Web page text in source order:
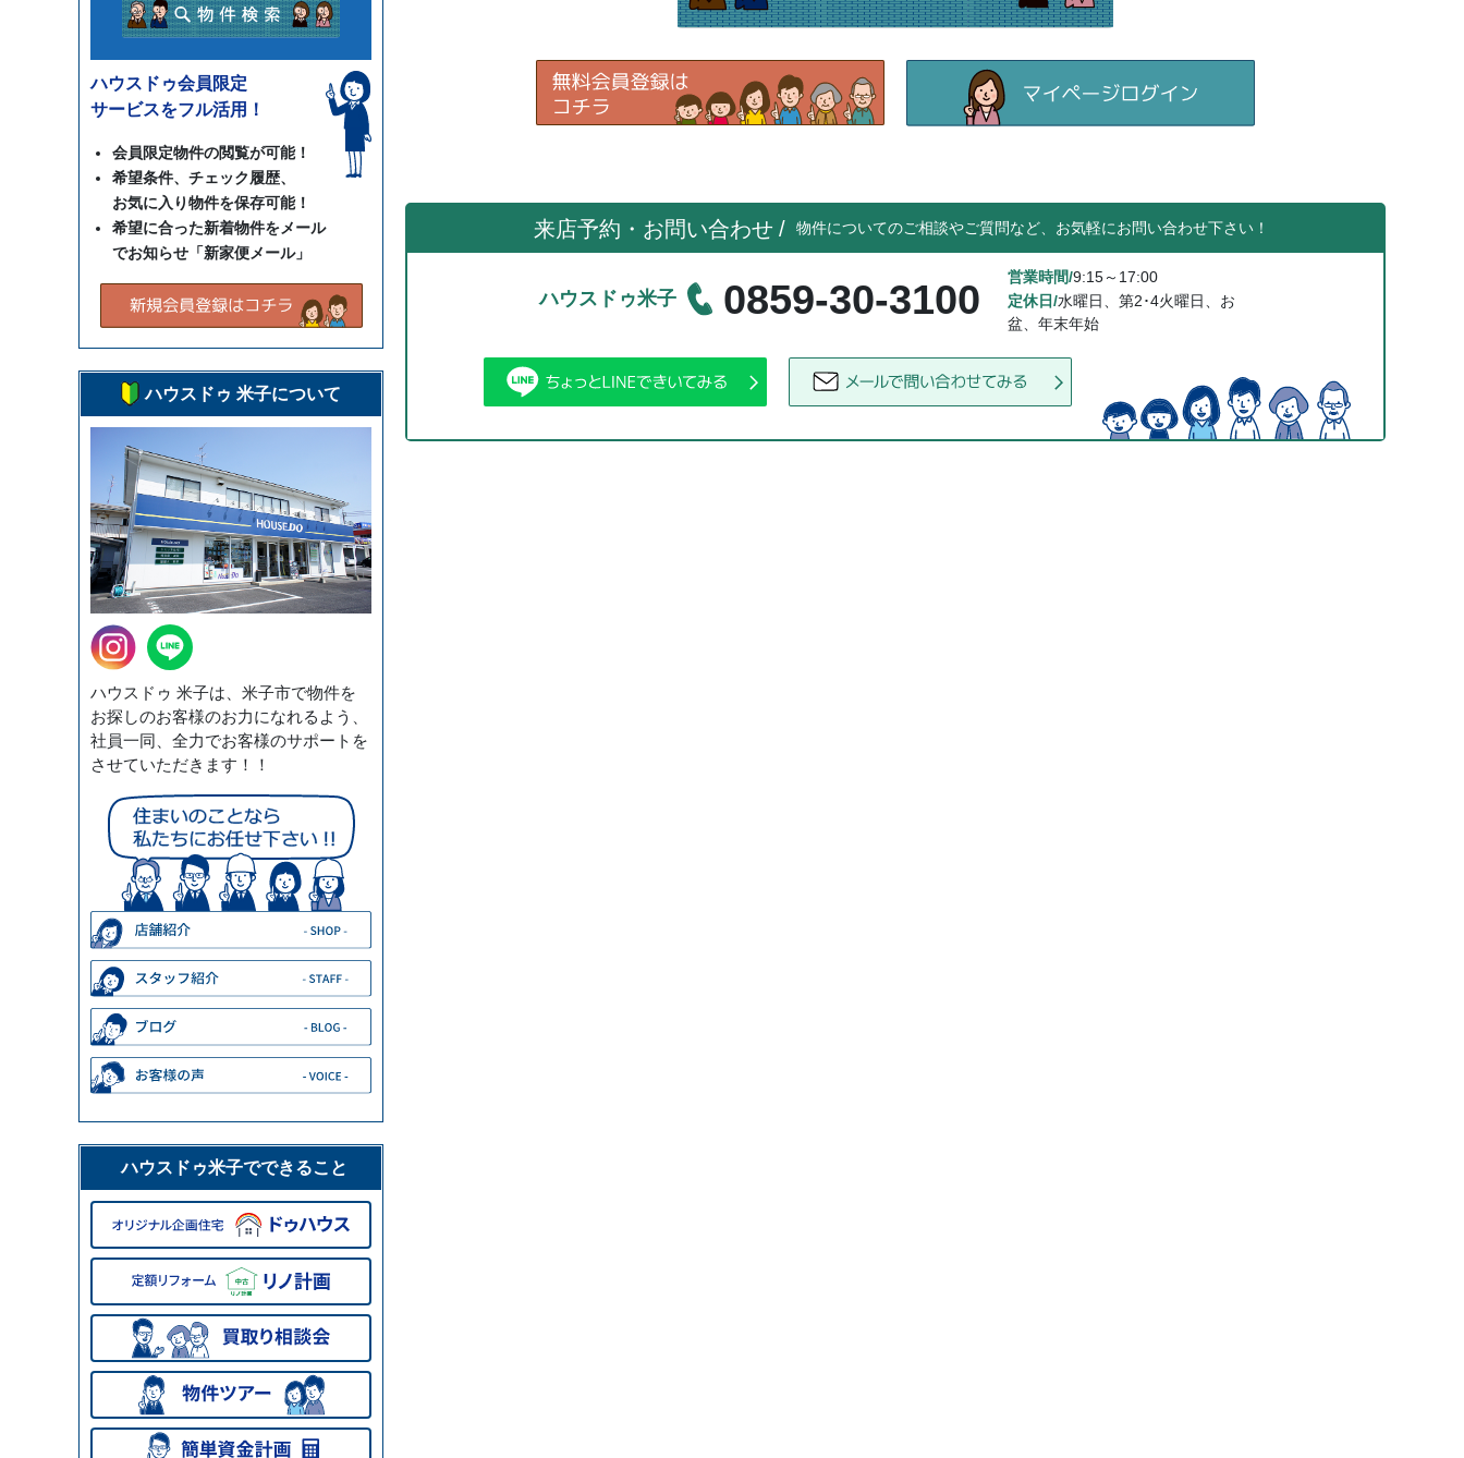
来店予約・お問い合わせ / 物件についてのご相談やご質問など、お気軽にお問い合わせ下さい！
ハウスドゥ米子 0859-30-3100 営業時間/9:15～17:00
定休日/水曜日、第2･4火曜日、お
盆、年末年始
ハウスドゥ会員限定
サービスをフル活用！
会員限定物件の閲覧が可能！
希望条件、チェック履歴、
お気に入り物件を保存可能！
希望に合った新着物件をメール
でお知らせ「新家便メール」
ハウスドゥ 米子について
ハウスドゥ 米子は、米子市で物件を
お探しのお客様のお力になれるよう、
社員一同、全力でお客様のサポートを
させていただきます！！
ハウスドゥ米子でできること